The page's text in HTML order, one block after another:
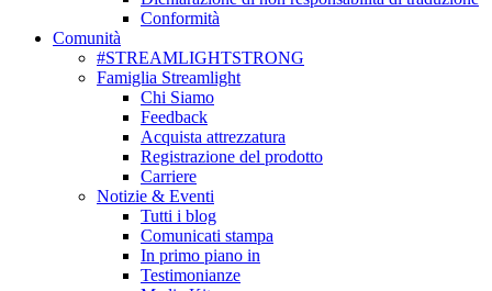
Conformità
Comunità
#STREAMLIGHTSTRONG
Famiglia Streamlight
Chi Siamo
Feedback
Acquista attrezzatura
Registrazione del prodotto
Carriere
Notizie & Eventi
Tutti i blog
Comunicati stampa
In primo piano in
Testimonianze